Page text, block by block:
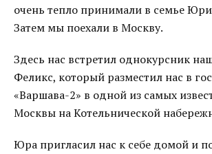
очень тепло принимали в семье
Затем мы поехали в Москву.
Здесь нас встретил однокурсник
Феликс, который разместил нас в
«Варшава-2» в одной из самых
Москвы на Котельнической
Юра пригласил нас к себе домой и